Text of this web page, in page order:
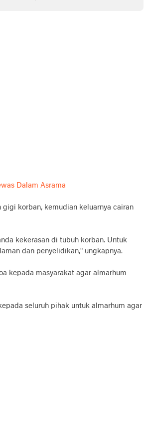
Dalam Asrama
korban, kemudian keluarnya cairan
kekerasan di tubuh korban. Untuk
dan penyelidikan," ungkapnya.
kepada masyarakat agar almarhum
seluruh pihak untuk almarhum agar